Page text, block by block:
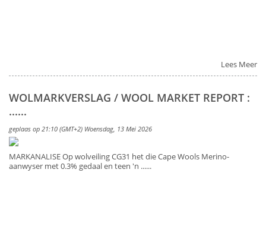
Lees Meer
WOLMARKVERSLAG / WOOL MARKET REPORT :
......
geplaas op 21:10 (GMT+2) Woensdag, 13 Mei 2026
MARKANALISE Op wolveiling CG31 het die Cape Wools Merino-
aanwyser met 0.3% gedaal en teen 'n ......